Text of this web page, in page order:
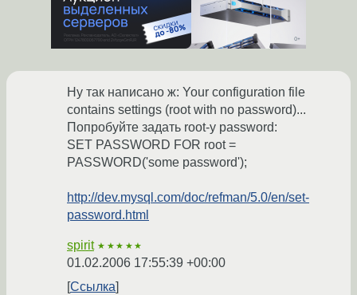
Ну так написано ж: Your configuration file
contains settings (root with no password)...
Попробуйте задать root-у password:
SET PASSWORD FOR root =
PASSWORD('some password');
http://dev.mysql.com/doc/refman/5.0/en/set-
password.html
spirit ★★★★★
01.02.2006 17:55:39 +00:00
Ссылка